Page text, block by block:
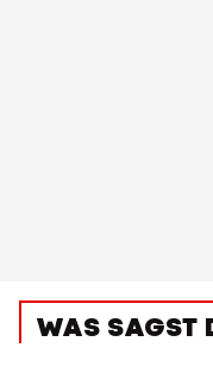
WAS SAGST